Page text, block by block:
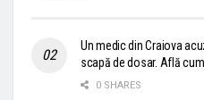
Un medic din Craiova
scapă de dosar. Află
0 SHARES